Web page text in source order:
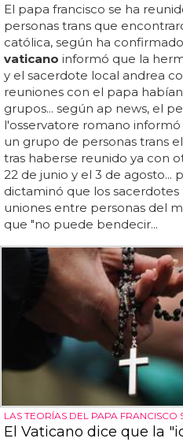
El papa francisco se ha
personas trans que
católica, según ha
vaticano informó que la
y el sacerdote local andrea
reuniones con el papa
grupos... según ap news, el
l'osservatore romano
un grupo de personas trans
tras haberse reunido ya con
22 de junio y el 3 de agosto...
dictaminó que los
uniones entre personas del
que "no puede bendecir...
LAS TEORÍAS DEL PAPA
El Vaticano dice que la